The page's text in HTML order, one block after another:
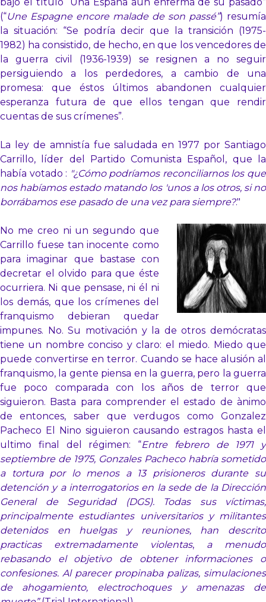
(“Une Espagne encore malade de son passé”) resumía
la situación: “Se podría decir que la transición (1975-
1982) ha consistido, de hecho, en que los vencedores de
la guerra civil (1936-1939) se resignen a no seguir
persiguiendo a los perdedores, a cambio de una
promesa: que éstos últimos abandonen cualquier
esperanza futura de que ellos tengan que rendir
cuentas de sus crímenes”.
La ley de amnistía fue saludada en 1977 por Santiago
Carrillo, líder del Partido Comunista Español, que la
había votado : "¿Cómo podríamos reconciliarnos los que
nos habíamos estado matando los 'unos a los otros, si no
borrábamos ese pasado de una vez para siempre?."
No me creo ni un segundo que
Carrillo fuese tan inocente como
para imaginar que bastase con
decretar el olvido para que éste
ocurriera. Ni que pensase, ni él ni
los demás, que los crímenes del
franquismo debieran quedar
impunes. No. Su motivación y la de otros demócratas
tiene un nombre conciso y claro: el miedo. Miedo que
puede convertirse en terror. Cuando se hace alusión al
franquismo, la gente piensa en la guerra, pero la guerra
fue poco comparada con los años de terror que
siguieron. Basta para comprender el estado de ànimo
de entonces, saber que verdugos como Gonzalez
Pacheco El Nino siguieron causando estragos hasta el
ultimo final del régimen: “Entre febrero de 1971 y
septiembre de 1975, Gonzales Pacheco habría sometido
a tortura por lo menos a 13 prisioneros durante su
detención y a interrogatorios en la sede de la Dirección
General de Seguridad (DGS). Todas sus víctimas,
principalmente estudiantes universitarios y militantes
detenidos en huelgas y reuniones, han descrito
practicas extremadamente violentas, a menudo
rebasando el objetivo de obtener informaciones o
confesiones. Al parecer propinaba palizas, simulaciones
de ahogamiento, electrochoques y amenazas de